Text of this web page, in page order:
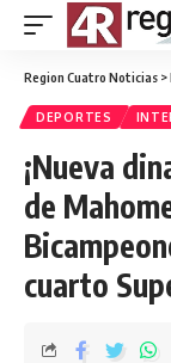
Region Cuatro Noticias >
DEPORTES
¡Nueva
de
cuarto